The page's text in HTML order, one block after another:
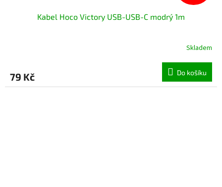
Kabel Hoco Victory USB-USB-C modrý 1m
Skladem
79 Kč Do košíku